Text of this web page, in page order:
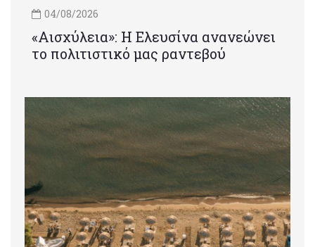
04/08/2026
«Αισχύλεια»: Η Ελευσίνα ανανεώνει
το πολιτιστικό μας ραντεβού